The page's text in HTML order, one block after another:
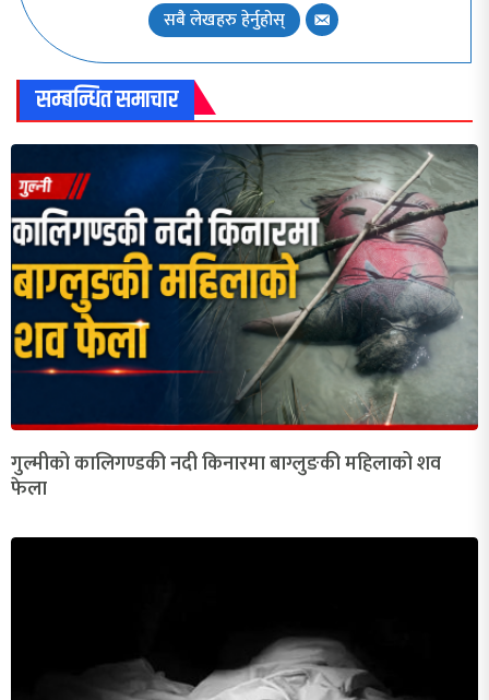
सबै लेखहरु हेर्नुहोस्
सम्बन्धित समाचार
गुल्मीको कालिगण्डकी नदी किनारमा बाग्लुङकी महिलाको शव
फेला